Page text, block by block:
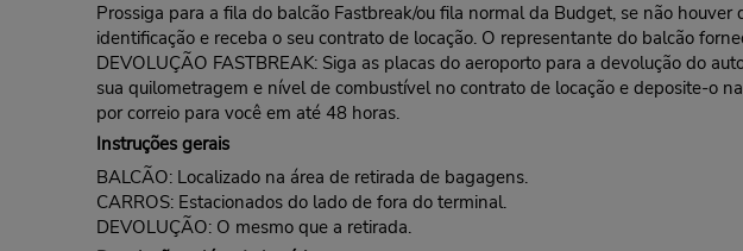
Prossiga para a fila do balcão Fastbreak/ou fila normal da Budget, se não
identificação e receba o seu contrato de locação. O representante do balcão
DEVOLUÇÃO FASTBREAK: Siga as placas do aeroporto para a devolução do
sua quilometragem e nível de combustível no contrato de locação e deposite-o
por correio para você em até 48 horas.
Instruções gerais
BALCÃO: Localizado na área de retirada de bagagens.
CARROS: Estacionados do lado de fora do terminal.
DEVOLUÇÃO: O mesmo que a retirada.